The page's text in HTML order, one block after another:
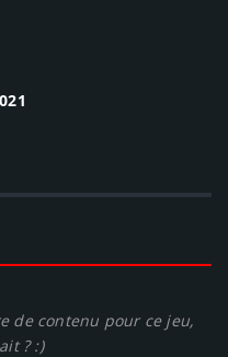
de contenu pour ce jeu,
? :)